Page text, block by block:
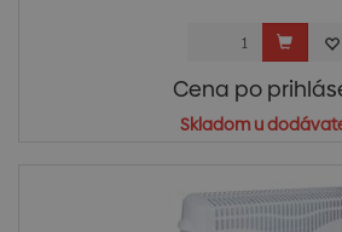
Cena po
Skladom u